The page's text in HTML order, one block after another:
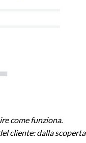
come funziona.
cliente: dalla scoperta